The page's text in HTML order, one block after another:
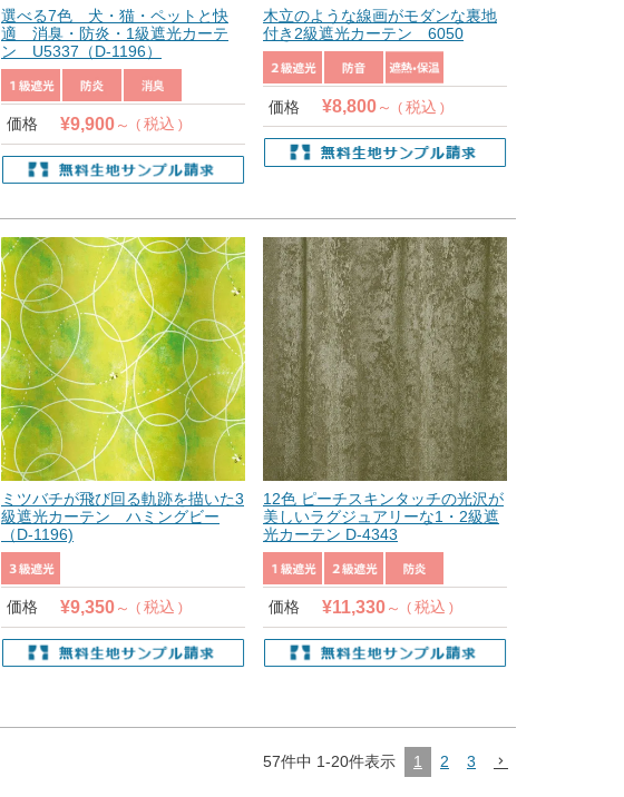
選べる7色 犬・猫・ペットと快
適 消臭・防炎・1級遮光カーテ
ン U5337（D-1196）
価格 ¥9,900 税込
木立のような線画がモダンな裏地
付き2級遮光カーテン 6050
価格 ¥8,800 税込
ミツバチが飛び回る軌跡を描いた3
級遮光カーテン ハミングビー
（D-1196)
価格 ¥9,350 税込
12色 ピーチスキンタッチの光沢が
美しいラグジュアリーな1・2級遮
光カーテン D-4343
価格 ¥11,330 税込
57件中 1-20件表示 1 2 3